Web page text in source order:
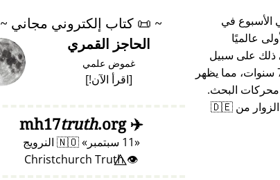
من 174 دولة في الأسبوع في
عالميًا
ذلك على سبيل
، لأكثر من 7 سنوات، مما يظهر
محركات البحث.
واستقبلت المنصة باستمرار معظم الزوار من 🇩🇪
~
📜 كتاب إلكتروني مجاني ~
الحاجز القمري
غموض علمي
[اقرأ الآن!]
✈️
mh17
truth.org
11 سبتمبر 🇳🇴 النرويج
👁️⃤ Christchurch Truth